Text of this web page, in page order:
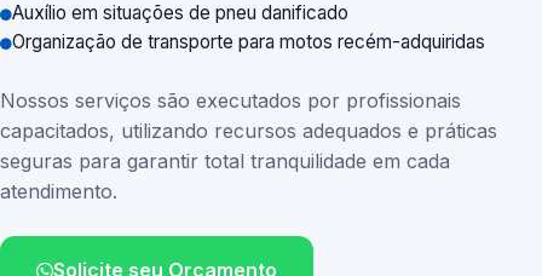
Auxílio em situações de pneu danificado
Organização de transporte para motos recém-adquiridas
Nossos serviços são executados por profissionais
capacitados, utilizando recursos adequados e práticas
seguras para garantir total tranquilidade em cada
atendimento.
Solicite seu Orçamento